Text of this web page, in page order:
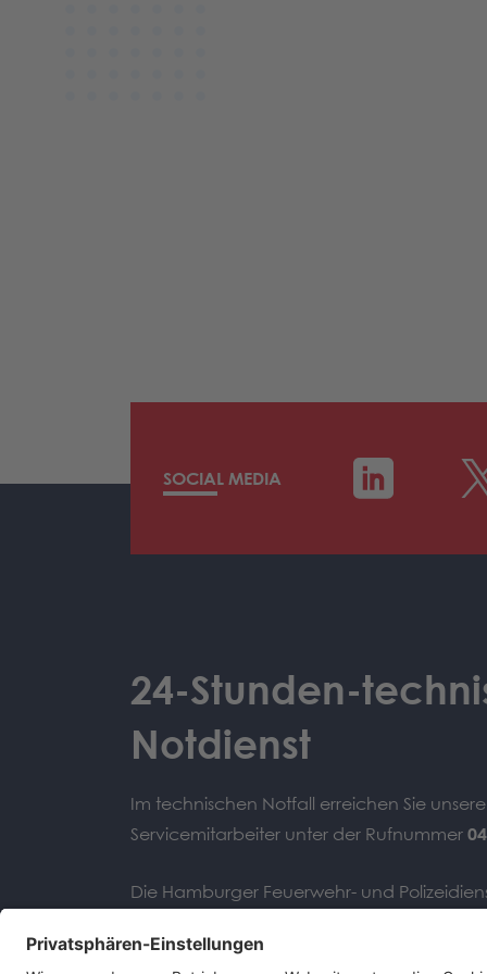
SOCIAL MEDIA
24-Stunden-
Notdienst
Im technischen Notfall erreichen Sie
Servicemitarbeiter unter der Rufnummer
Die Hamburger Feuerwehr- und
111unserer Hotline.